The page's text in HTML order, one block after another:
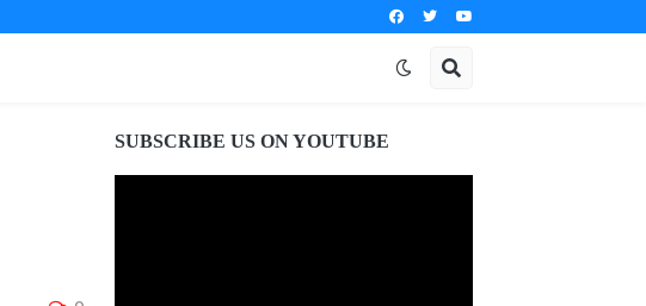
SUBSCRIBE US ON YOUTUBE